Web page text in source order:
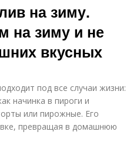
на зиму.
на зиму и не
вкусных
под все случаи жизни:
начинка в пироги и
или пирожные. Его
превращая в домашнюю